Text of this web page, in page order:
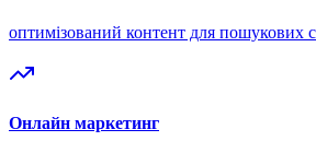
оптимізований контент для пошукових
Онлайн маркетинг